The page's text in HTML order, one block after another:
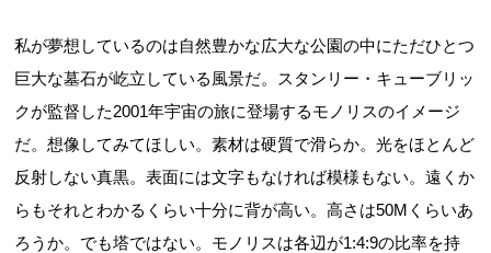
私が夢想しているのは自然豊かな広大な公園の中にただひとつ
巨大な墓石が屹立している風景だ。スタンリー・キューブリッ
クが監督した2001年宇宙の旅に登場するモノリスのイメージ
だ。想像してみてほしい。素材は硬質で滑らか。光をほとんど
反射しない真黒。表面には文字もなければ模様もない。遠くか
らもそれとわかるくらい十分に背が高い。高さは50Mくらいあ
ろうか。でも塔ではない。モノリスは各辺が1:4:9の比率を持